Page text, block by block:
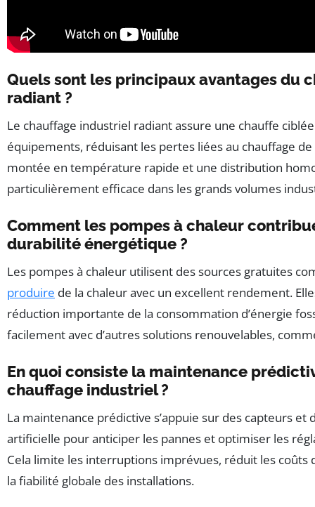
Quels sont les principaux avantages du
radiant ?
Le chauffage industriel radiant assure une chauffe
équipements, réduisant les pertes liées au chauffage de
montée en température rapide et une distribution
particulièrement efficace dans les grands volumes
Comment les pompes à chaleur
durabilité énergétique ?
Les pompes à chaleur utilisent des sources gratuites
produire de la chaleur avec un excellent rendement.
réduction importante de la consommation d’énergie
facilement avec d’autres solutions renouvelables,
En quoi consiste la maintenance
chauffage industriel ?
La maintenance prédictive s’appuie sur des capteurs et
artificielle pour anticiper les pannes et optimiser les
Cela limite les interruptions imprévues, réduit les coûts
la fiabilité globale des installations.